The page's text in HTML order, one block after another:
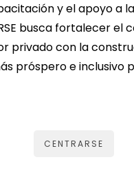
y el apoyo a
busca fortalecer el
privado con la
próspero e inclusivo
CENTRARSE